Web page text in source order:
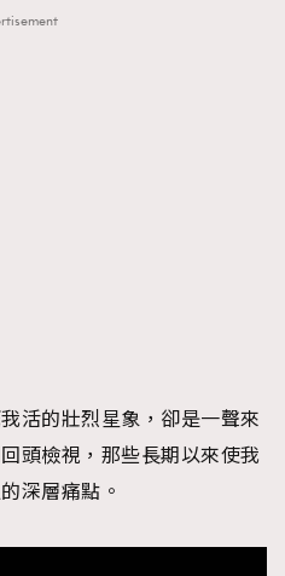
活的壯烈星象，卻是一聲來
頭檢視，那些長期以來使我
深層痛點。